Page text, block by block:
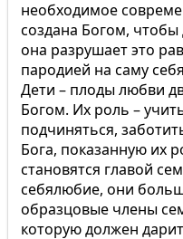
необходимое
создана Богом,
она разрушает это
пародией на саму
Дети – плоды любви
Богом. Их роль –
подчиняться,
Бога, показанную их
становятся главой
себялюбие, они
образцовые члены
которую должен